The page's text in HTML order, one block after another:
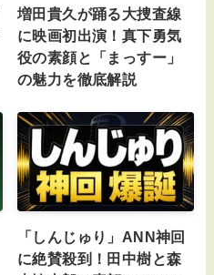
増田貴久が踊る大捜査線
に映画初出演！真下勇気
役の素顔と「まっすー」
の魅力を徹底解説
「しんじゅり」ANN神回
に絶賛殺到！田中樹と森